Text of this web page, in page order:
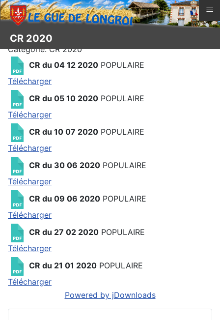
Catégorie: CR 2020
CR du 04 12 2020 POPULAIRE
Télécharger
CR du 05 10 2020 POPULAIRE
Télécharger
CR du 10 07 2020 POPULAIRE
Télécharger
CR du 30 06 2020 POPULAIRE
Télécharger
CR du 09 06 2020 POPULAIRE
Télécharger
CR du 27 02 2020 POPULAIRE
Télécharger
CR du 21 01 2020 POPULAIRE
Télécharger
Powered by jDownloads
CR 2020
≡